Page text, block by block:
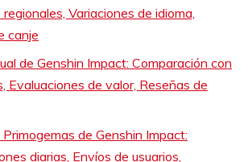
Variaciones de idioma,
canje
de Genshin Impact: Comparación con
Evaluaciones de valor, Reseñas de
de Genshin Impact:
diarias, Envíos de usuarios,